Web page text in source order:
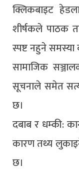
क्लिकबाइट
शीर्षकले पाठक
स्पष्ट नहुने समस्या
सामाजिक
सूचनाले समेत
छ।
दबाब र धम्की:
कारण तथ्य
छ।